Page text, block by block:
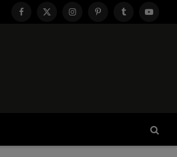
Facebook
X
InstagramPinterestTumblr